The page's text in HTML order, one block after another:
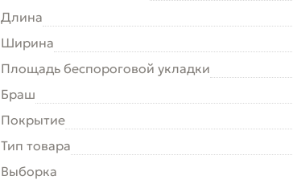
Длина
Ширина
Площадь беспороговой укладки
Браш
Покрытие
Тип товара
Выборка